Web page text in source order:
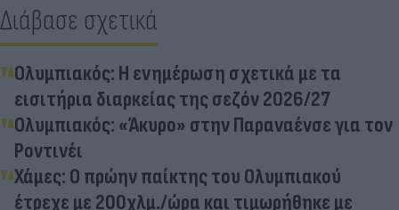
Διάβασε σχετικά
Ολυμπιακός: Η ενημέρωση σχετικά με τα
εισιτήρια διαρκείας της σεζόν 2026/27
Ολυμπιακός: «Άκυρο» στην Παραναένσε για τον
Ροντινέι
Χάμες: Ο πρώην παίκτης του Ολυμπιακού
έτρεχε με 200χλμ./ώρα και τιμωρήθηκε με